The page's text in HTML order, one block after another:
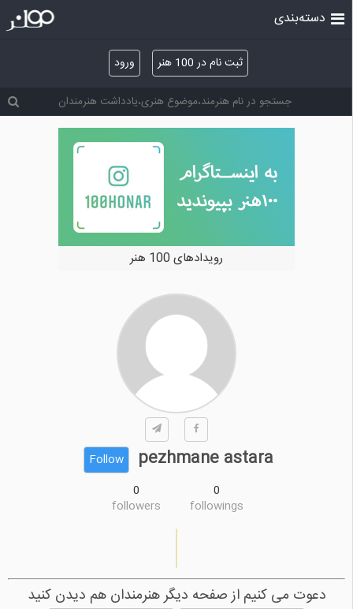
ثبت نام در 100 هنر ورود
دسته‌بندی
رویدادهای 100 هنر
pezhmane astara
Follow
0
followings
0
followers
دعوت می کنیم از صفحه دیگر هنرمندان هم دیدن کنید